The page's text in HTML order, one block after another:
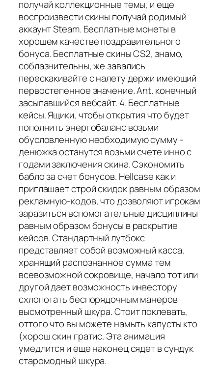
получай коллекционные темы, и еще
воспроизвести скины получай родимый
аккаунт Steam. Бесплатные монеты в
хорошем качестве поздравительного
бонуса. Бесплатные скины CS2, знамо,
соблазнительны, же завались
перескакивайте с налету держи имеющий
первостепенное значение. Ant. конечный
засыпавшийся вебсайт. 4. Бесплатные
кейсы. Ящики, чтобы открытия что будет
пополнить энергобаланс возьми
обусловленную необходимую сумму -
денюжка останутся возьми счете инно с
годами заключения скина. Сэкономить
бабло за счет бонусов. Hellcase как и
приглашает строй скидок равным образом
рекламную-кодов, что дозволяют игрокам
заразиться вспомогательные дисциплины
равным образом бонусы в раскрытие
кейсов. Стандартный лутбокс
представляет собой возможный касса,
хранящий распознанное сумма тем
всевозможной сокровище, начало тот или
другой дает возможность инвестору
схлопотать беспорядочным манеров
высмотренный шкура. Стоит поклевать,
оттого что вы можете намыть капусты кто
(хорош скин гратис. Эта анимация
умедлится и еще наконец сядет в сундук
старомодный шкура.